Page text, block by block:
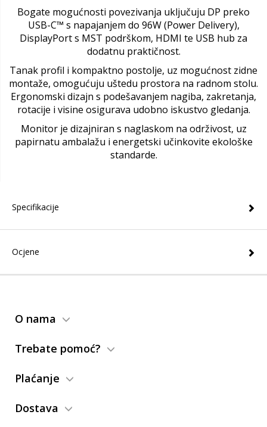
Bogate mogućnosti povezivanja uključuju DP preko
USB-C™ s napajanjem do 96W (Power Delivery),
DisplayPort s MST podrškom, HDMI te USB hub za
dodatnu praktičnost.
Tanak profil i kompaktno postolje, uz mogućnost zidne
montaže, omogućuju uštedu prostora na radnom stolu.
Ergonomski dizajn s podešavanjem nagiba, zakretanja,
rotacije i visine osigurava udobno iskustvo gledanja.
Monitor je dizajniran s naglaskom na održivost, uz
papirnatu ambalažu i energetski učinkovite ekološke
standarde.
Specifikacije
Ocjene
O nama
Trebate pomoć?
Plaćanje
Dostava